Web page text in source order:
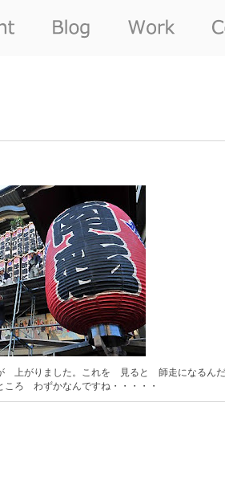
上がりました。これを 見ると 師走になるん
ころ わずかなんですね・・・・・